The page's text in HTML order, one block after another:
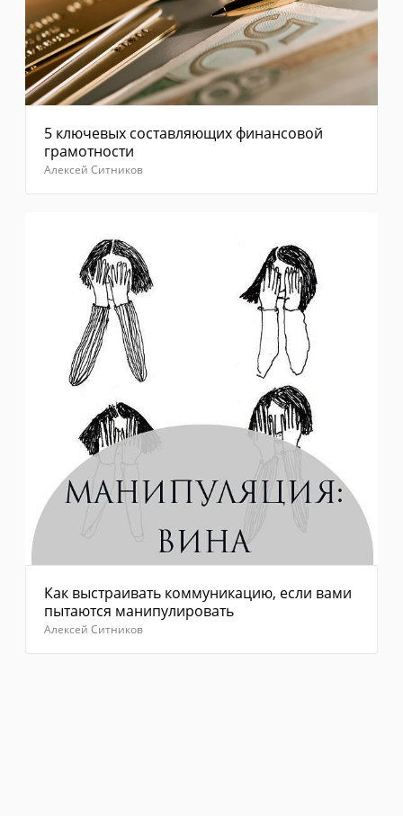
5 ключевых составляющих финансовой
грамотности
Алексей Ситников
Как выстраивать коммуникацию, если вами
пытаются манипулировать
Алексей Ситников